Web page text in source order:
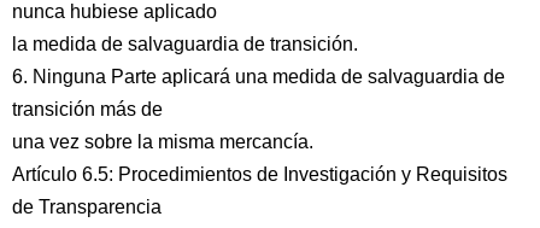
nunca hubiese aplicado
la medida de salvaguardia de transición.
6. Ninguna Parte aplicará una medida de salvaguardia de
transición más de
una vez sobre la misma mercancía.
Artículo 6.5: Procedimientos de Investigación y Requisitos
de Transparencia